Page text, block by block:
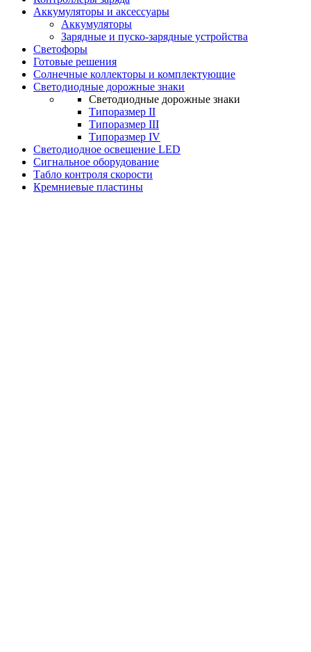
Аккумуляторы и аксессуары
Аккумуляторы
Зарядные и пуско-зарядные устройства
Светофоры
Готовые решения
Солнечные коллекторы и комплектующие
Светодиодные дорожные знаки
Светодиодные дорожные знаки
Типоразмер II
Типоразмер III
Типоразмер IV
Светодиодное освещение LED
Сигнальное оборудование
Табло контроля скорости
Кремниевые пластины